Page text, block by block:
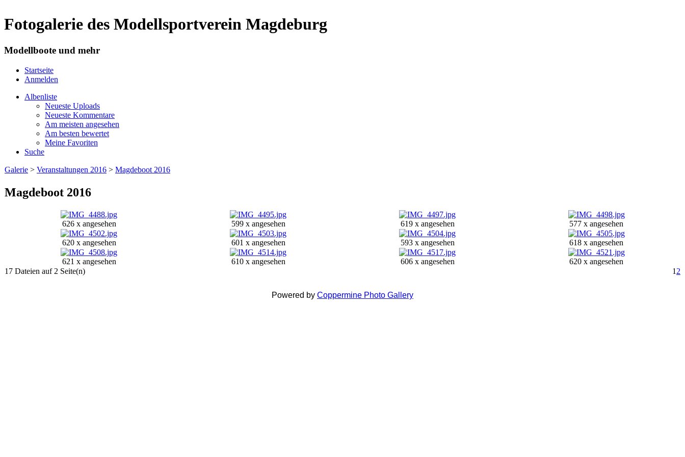
Fotogalerie des Modellsportverein Magdeburg
Modellboote und mehr
Startseite
Anmelden
Albenliste
Neueste Uploads
Neueste Kommentare
Am meisten angesehen
Am besten bewertet
Meine Favoriten
Suche
Galerie > Veranstaltungen 2016 > Magdeboot 2016
Magdeboot 2016
626 x angesehen 599 x angesehen 619 x angesehen 577 x angesehen
620 x angesehen 601 x angesehen 593 x angesehen 618 x angesehen
621 x angesehen 610 x angesehen 606 x angesehen
620 x angesehen
17 Dateien auf 2 Seite(n)
1 2
Powered by Coppermine Photo Gallery